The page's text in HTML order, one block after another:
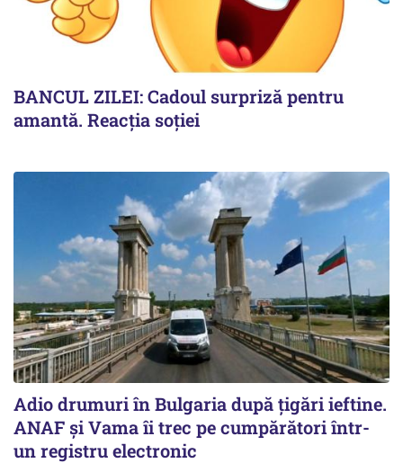
BANCUL ZILEI: Cadoul surpriză pentru
amantă. Reacția soției
Adio drumuri în Bulgaria după țigări ieftine.
ANAF și Vama îi trec pe cumpărători într-
un registru electronic